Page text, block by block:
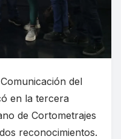
del
en la tercera
de Cortometrajes
reconocimientos.